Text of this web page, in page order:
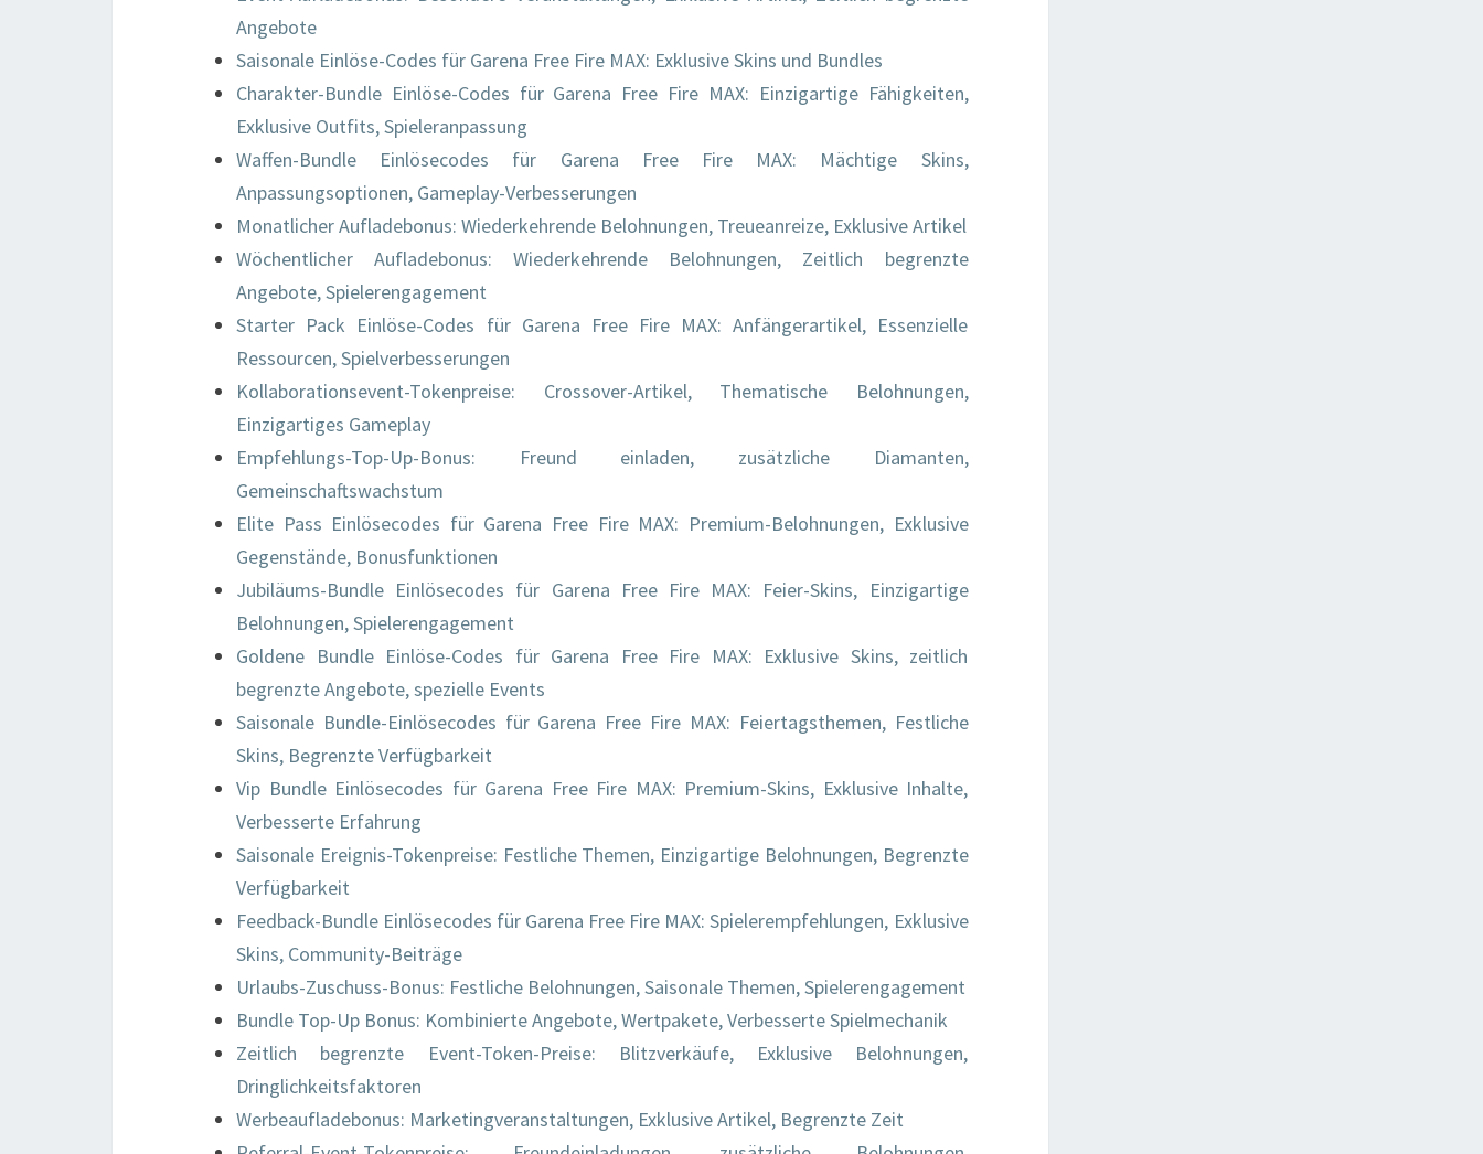
Angebote
Saisonale Einlöse-Codes für Garena Free Fire MAX: Exklusive Skins und Bundles
Charakter-Bundle Einlöse-Codes für Garena Free Fire MAX: Einzigartige Fähigkeiten,
Exklusive Outfits, Spieleranpassung
Waffen-Bundle Einlösecodes für Garena Free Fire MAX: Mächtige Skins,
Anpassungsoptionen, Gameplay-Verbesserungen
Monatlicher Aufladebonus: Wiederkehrende Belohnungen, Treueanreize, Exklusive Artikel
Wöchentlicher Aufladebonus: Wiederkehrende Belohnungen, Zeitlich begrenzte
Angebote, Spielerengagement
Starter Pack Einlöse-Codes für Garena Free Fire MAX: Anfängerartikel, Essenzielle
Ressourcen, Spielverbesserungen
Kollaborationsevent-Tokenpreise: Crossover-Artikel, Thematische Belohnungen,
Einzigartiges Gameplay
Empfehlungs-Top-Up-Bonus: Freund einladen, zusätzliche Diamanten,
Gemeinschaftswachstum
Elite Pass Einlösecodes für Garena Free Fire MAX: Premium-Belohnungen, Exklusive
Gegenstände, Bonusfunktionen
Jubiläums-Bundle Einlösecodes für Garena Free Fire MAX: Feier-Skins, Einzigartige
Belohnungen, Spielerengagement
Goldene Bundle Einlöse-Codes für Garena Free Fire MAX: Exklusive Skins, zeitlich
begrenzte Angebote, spezielle Events
Saisonale Bundle-Einlösecodes für Garena Free Fire MAX: Feiertagsthemen, Festliche
Skins, Begrenzte Verfügbarkeit
Vip Bundle Einlösecodes für Garena Free Fire MAX: Premium-Skins, Exklusive Inhalte,
Verbesserte Erfahrung
Saisonale Ereignis-Tokenpreise: Festliche Themen, Einzigartige Belohnungen, Begrenzte
Verfügbarkeit
Feedback-Bundle Einlösecodes für Garena Free Fire MAX: Spielerempfehlungen, Exklusive
Skins, Community-Beiträge
Urlaubs-Zuschuss-Bonus: Festliche Belohnungen, Saisonale Themen, Spielerengagement
Bundle Top-Up Bonus: Kombinierte Angebote, Wertpakete, Verbesserte Spielmechanik
Zeitlich begrenzte Event-Token-Preise: Blitzverkäufe, Exklusive Belohnungen,
Dringlichkeitsfaktoren
Werbeaufladebonus: Marketingveranstaltungen, Exklusive Artikel, Begrenzte Zeit